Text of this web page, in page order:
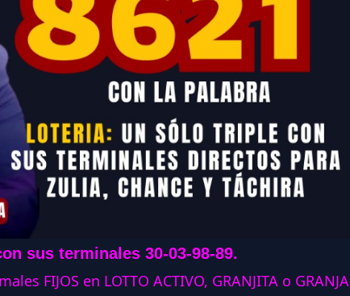
sus terminales 30-03-98-89.
FIJOS en LOTTO ACTIVO, GRANJITA o GRANJA